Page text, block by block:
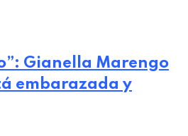
Gianella Marengo
embarazada y